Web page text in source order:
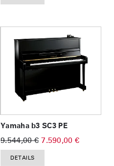
Yamaha b3 SC3 PE
9.544,00 € 7.590,00 €
DETAILS